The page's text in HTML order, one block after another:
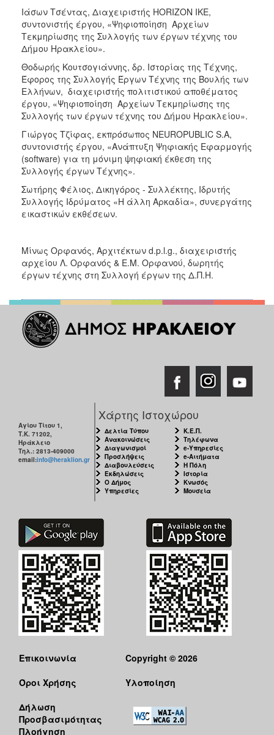
Ιάσων Τσέντας, Διαχειριστής HORIZON ΙΚΕ,
συντονιστής έργου, «Ψηφιοποίηση Αρχείων
Τεκμηρίωσης της Συλλογής των έργων τέχνης του
Δήμου Ηρακλείου».
Θοδωρής Κουτσογιάννης, δρ. Ιστορίας της Τέχνης,
Έφορος της Συλλογής Έργων Τέχνης της Βουλής των
Ελλήνων, διαχειριστής πολιτιστικού αποθέματος
έργου, «Ψηφιοποίηση Αρχείων Τεκμηρίωσης της
Συλλογής των έργων τέχνης του Δήμου Ηρακλείου».
Γιώργος Τζίφας, εκπρόσωπος NEUROPUBLIC S.A,
συντονιστής έργου, «Ανάπτυξη Ψηφιακής Εφαρμογής
(software) για τη μόνιμη ψηφιακή έκθεση της
Συλλογής έργων Τέχνης».
Σωτήρης Φέλιος, Δικηγόρος - Συλλέκτης, Ιδρυτής
Συλλογής Ιδρύματος «Η άλλη Αρκαδία», συνεργάτης
εικαστικών εκθέσεων.
Μίνως Ορφανός, Αρχιτέκτων d.p.l.g., διαχειριστής
αρχείου Λ. Ορφανός & Ε.Μ. Ορφανού, δωρητής
έργων τέχνης στη Συλλογή έργων της Δ.Π.Η.
Αγίου Τίτου 1,
Τ.Κ. 71202,
Ηράκλειο
Τηλ.: 2813-409000
email:info@heraklion.gr
Χάρτης Ιστοχώρου
Δελτία Τύπου
Ανακοινώσεις
Διαγωνισμοί
Προσλήψεις
Διαβουλεύσεις
Εκδηλώσεις
Ο Δήμος
Υπηρεσίες
Κ.Ε.Π.
Τηλέφωνα
e-Υπηρεσίες
e-Αιτήματα
Η Πόλη
Ιστορία
Κνωσός
Μουσεία
Επικοινωνία
Όροι Χρήσης
Δήλωση
Προσβασιμότητας
Πλοήγηση
Copyright © 2026
Υλοποίηση